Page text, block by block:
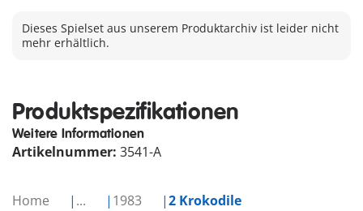
Home ... 1983 2 Krokodile
Dieses Spielset aus unserem Produktarchiv ist leider nicht
mehr erhältlich.
Produktspezifikationen
Weitere Informationen
Artikelnummer: 3541-A